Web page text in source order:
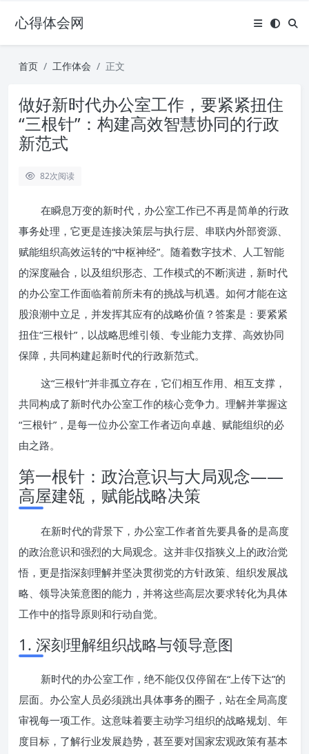
心得体会网
首页 工作体会 正文
做好新时代办公室工作，要紧紧扭住
“三根针”：构建高效智慧协同的行政
新范式
82次阅读
在瞬息万变的新时代，办公室工作已不再是简单的行政
事务处理，它更是连接决策层与执行层、串联内外部资源、
赋能组织高效运转的“中枢神经”。随着数字技术、人工智能
的深度融合，以及组织形态、工作模式的不断演进，新时代
的办公室工作面临着前所未有的挑战与机遇。如何才能在这
股浪潮中立足，并发挥其应有的战略价值？答案是：要紧紧
扭住“三根针”，以战略思维引领、专业能力支撑、高效协同
保障，共同构建起新时代的行政新范式。
这“三根针”并非孤立存在，它们相互作用、相互支撑，
共同构成了新时代办公室工作的核心竞争力。理解并掌握这
“三根针”，是每一位办公室工作者迈向卓越、赋能组织的必
由之路。
第一根针：政治意识与大局观念——
高屋建瓴，赋能战略决策
在新时代的背景下，办公室工作者首先要具备的是高度
的政治意识和强烈的大局观念。这并非仅指狭义上的政治觉
悟，更是指深刻理解并坚决贯彻党的方针政策、组织发展战
略、领导决策意图的能力，并将这些高层次要求转化为具体
工作中的指导原则和行动自觉。
1. 深刻理解组织战略与领导意图
新时代的办公室工作，绝不能仅仅停留在“上传下达”的
层面。办公室人员必须跳出具体事务的圈子，站在全局高度
审视每一项工作。这意味着要主动学习组织的战略规划、年
度目标，了解行业发展趋势，甚至要对国家宏观政策有基本